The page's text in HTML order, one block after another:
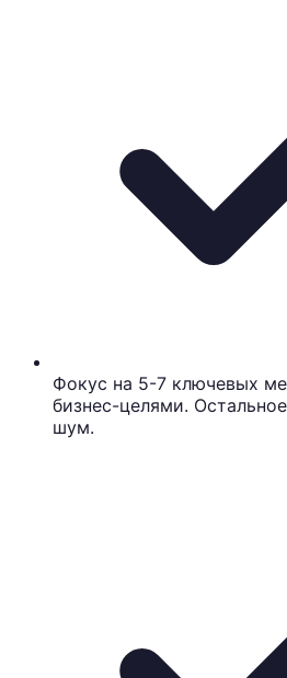
Фокус на 5-7 ключевых
бизнес-целями.
шум.